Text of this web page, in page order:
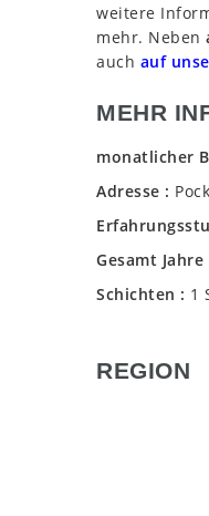
weitere
mehr. Neben
auch auf
MEHR
monatlicher
Adresse
Gesamt
Schichten
1
REGION